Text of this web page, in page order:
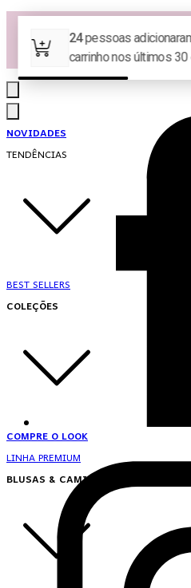
Las Queridas Club🌷 - Ganhe 5%
Ganhe 10% OFF na 1ª compra no
♡ Coleção Nova: Grace in Motion ♡
NOVIDADES
TENDÊNCIAS
BEST SELLERS
COLEÇÕES
COMPRE O LOOK
LINHA PREMIUM
BLUSAS & CAMISAS